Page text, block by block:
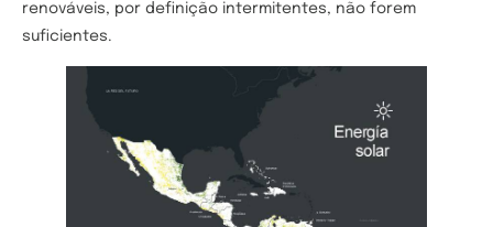
renováveis, por definição intermitentes, não forem
suficientes.